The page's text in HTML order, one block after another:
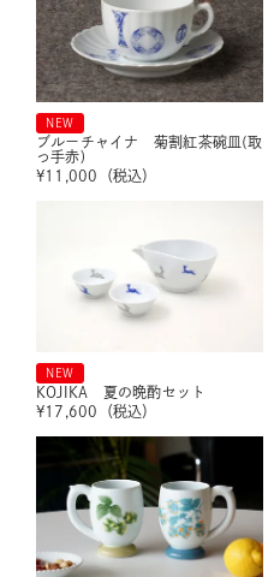
NEW
ブルーチャイナ 菊割紅茶碗皿(取
っ手赤)
¥11,000 （税込）
NEW
KOJIKA 夏の晩酌セット
¥17,600 （税込）